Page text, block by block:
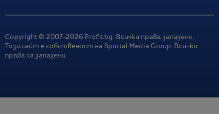
Copyright © 2007-2026 Profit.bg. Всички права запазени.
Този сайт е собственост на Sportal Media Group. Всички
права са запазени.